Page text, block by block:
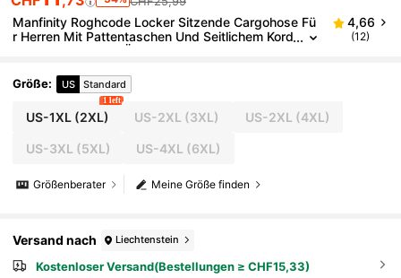
Manfinity Roghcode Locker Sitzende Cargohose Fü
r Herren Mit Pattentaschen Und Seitlichem Kord
elzug In Der Taille, Übergröße
4,66
(12)
Größe: US Standard
US-1XL(2XL)
1 left
US-2XL (3XL) US-2XL (4XL)
US-3XL (5XL) US-4XL (6XL)
Meine Größe finden
Größenberater
Versand nach Liechtenstein
Kostenloser Versand(Bestellungen ≥ CHF15,33)